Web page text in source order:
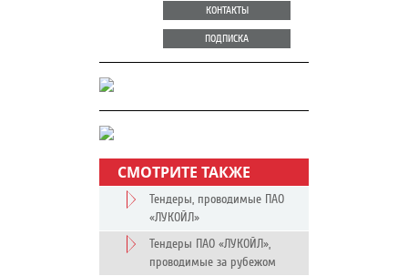
КОНТАКТЫ
ПОДПИСКА
СМОТРИТЕ ТАКЖЕ
Тендеры, проводимые ПАО
«ЛУКОЙЛ»
Тендеры ПАО «ЛУКОЙЛ»,
проводимые за рубежом